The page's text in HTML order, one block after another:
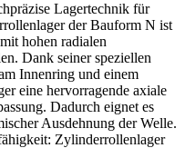
Lagertechnik für
der Bauform N ist
hohen radialen
Dank seiner speziellen
Innenring und einem
eine hervorragende axiale
Dadurch eignet es
Ausdehnung der Welle.
Zylinderrollenlager